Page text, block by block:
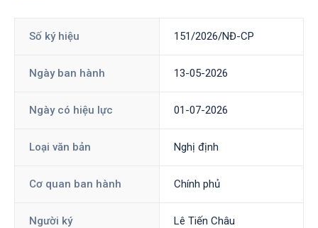
Số ký hiệu 151/2026/NĐ-CP
Ngày ban hành 13-05-2026
Ngày có hiệu lực 01-07-2026
Loại văn bản Nghị định
Cơ quan ban hành Chính phủ
Người ký Lê Tiến Châu